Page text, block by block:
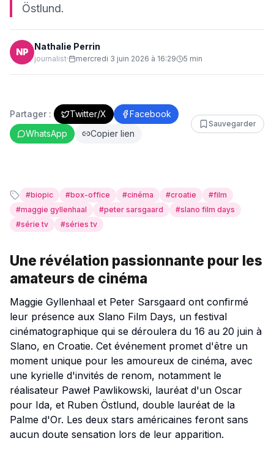
Östlund.
NP
Nathalie Perrin
journalist· mercredi 3 juin 2026 à 16:29 5 min
Partager : Twitter/X
Facebook
WhatsApp
Copier lien
Sauvegarder
#biopic #box-office #cinéma #croatie #film
#maggie gyllenhaal #peter sarsgaard #slano film days
#série tv #séries tv
Une révélation passionnante pour les
amateurs de cinéma
Maggie Gyllenhaal et Peter Sarsgaard ont confirmé
leur présence aux Slano Film Days, un festival
cinématographique qui se déroulera du 16 au 20 juin à
Slano, en Croatie. Cet événement promet d'être un
moment unique pour les amoureux de cinéma, avec
une kyrielle d'invités de renom, notamment le
réalisateur Paweł Pawlikowski, lauréat d'un Oscar
pour Ida, et Ruben Östlund, double lauréat de la
Palme d'Or. Les deux stars américaines feront sans
aucun doute sensation lors de leur apparition.